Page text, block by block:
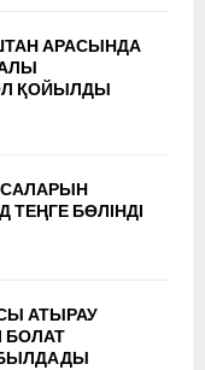
АРАСЫНДА
ҚОЙЫЛДЫ
ТЕҢГЕ БӨЛІНДІ
АТЫРАУ
БОЛАТ